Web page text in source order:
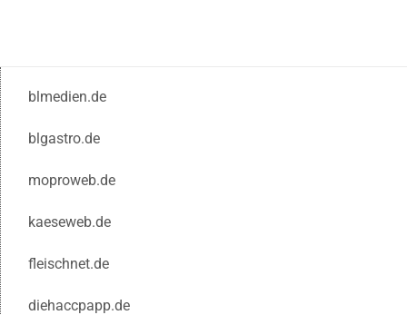
blmedien.de
blgastro.de
moproweb.de
kaeseweb.de
fleischnet.de
diehaccpapp.de